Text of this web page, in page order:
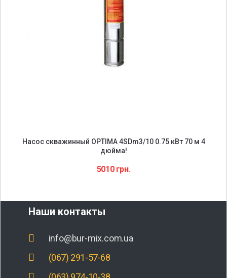
Насос скважинный OPTIMA 4SDm3/10 0.75 кВт 70 м 4
дюйма!
5010 грн.
Наши контакты
info@bur-mix.com.ua
(067) 291-57-68